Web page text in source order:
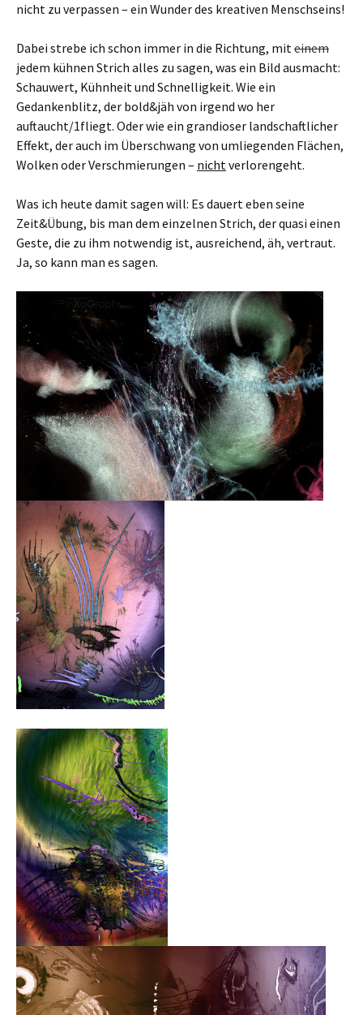
nicht zu verpassen – ein Wunder des kreativen Menschseins!
Dabei strebe ich schon immer in die Richtung, miteinem
jedem kühnen Strich alles zu sagen, was ein Bild ausmacht:
Schauwert, Kühnheit und Schnelligkeit. Wie ein
Gedankenblitz, der bold&jäh von irgend wo her
auftaucht/1fliegt. Oder wie ein grandioser landschaftlicher
Effekt, der auch im Überschwang von umliegenden Flächen,
Wolken oder Verschmierungen – nichtverlorengeht.
Was ich heute damit sagen will: Es dauert eben seine
Zeit&Übung, bis man dem einzelnen Strich, der quasi einen
Geste, die zu ihm notwendig ist, ausreichend, äh, vertraut.
Ja, so kann man es sagen.